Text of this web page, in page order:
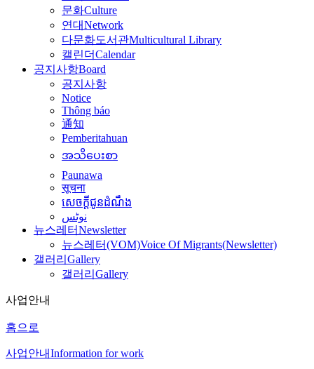
문화Culture
연대Network
다문화도서관Multicultural Library
캘린더Calendar
공지사항Board
공지사항
Notice
Thông báo
通知
Pemberitahuan
အသိပေးစာ
Paunawa
सूचना
សេចក្តីជូនដំណឹង
نوٹس
뉴스레터Newsletter
뉴스레터(VOM)Voice Of Migrants(Newsletter)
갤러리 Gallery
갤러리 Gallery
사업안내
홈으로
사업안내Information for work